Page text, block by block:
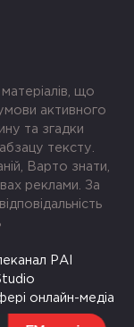
що
активного
та згадки
тексту.
Варто знати,
реклами. За
РАІ
онлайн-медіа